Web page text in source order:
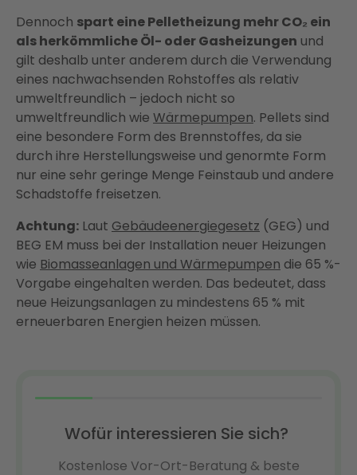
Dennoch spart eine Pelletheizung mehr CO₂ ein
als herkömmliche Öl- oder Gasheizungen und
gilt deshalb unter anderem durch die Verwendung
eines nachwachsenden Rohstoffes als relativ
umweltfreundlich – jedoch nicht so
umweltfreundlich wie Wärmepumpen. Pellets sind
eine besondere Form des Brennstoffes, da sie
durch ihre Herstellungsweise und genormte Form
nur eine sehr geringe Menge Feinstaub und andere
Schadstoffe freisetzen.
Achtung: Laut Gebäudeenergiegesetz (GEG) und
BEG EM muss bei der Installation neuer Heizungen
wie Biomasseanlagen und Wärmepumpen die 65 %-
Vorgabe eingehalten werden. Das bedeutet, dass
neue Heizungsanlagen zu mindestens 65 % mit
erneuerbaren Energien heizen müssen.